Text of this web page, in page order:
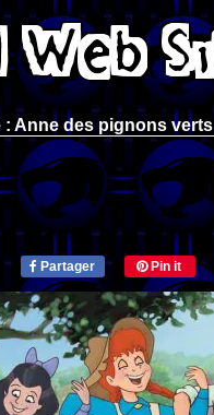
: Anne des pignons verts
Partager Pin it